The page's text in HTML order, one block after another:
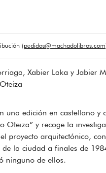
(pedidos@machadolibros.com
Xabier Laka y Jabier
una edición en castellano
Oteiza” y recoge la
proyecto arquitectónico,
la ciudad a finales de
ninguno de ellos.